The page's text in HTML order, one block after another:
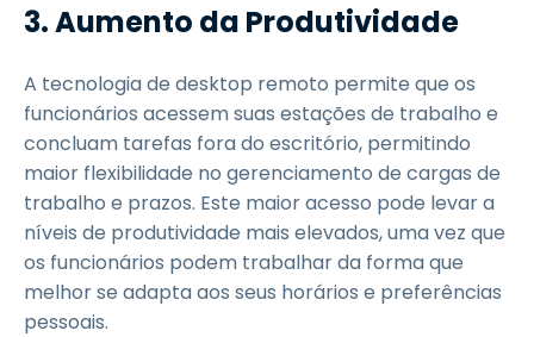
3. Aumento da Produtividade
A tecnologia de desktop remoto permite que os
funcionários acessem suas estações de trabalho e
concluam tarefas fora do escritório, permitindo
maior flexibilidade no gerenciamento de cargas de
trabalho e prazos. Este maior acesso pode levar a
níveis de produtividade mais elevados, uma vez que
os funcionários podem trabalhar da forma que
melhor se adapta aos seus horários e preferências
pessoais.